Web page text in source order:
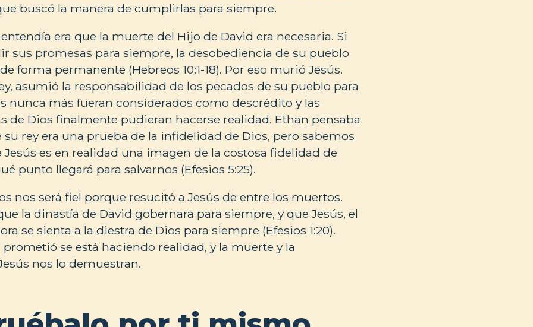
buscó la manera de cumplirlas para siempre.
era que la muerte del Hijo de David era necesaria. Si
sus promesas para siempre, la desobediencia de su pueblo
forma permanente (Hebreos 10:1-18). Por eso murió Jesús.
asumió la responsabilidad de los pecados de su pueblo para
nunca más fueran considerados como descrédito y las
de Dios finalmente pudieran hacerse realidad. Ethan pensaba
rey era una prueba de la infidelidad de Dios, pero sabemos
es en realidad una imagen de la costosa fidelidad de
punto llegará para salvarnos (Efesios 5:25).
nos será fiel porque resucitó a Jesús de entre los muertos.
la dinastía de David gobernara para siempre, y que Jesús, el
se sienta a la diestra de Dios para siempre (Efesios 1:20).
se está haciendo realidad, y la muerte y la
nos lo demuestran.